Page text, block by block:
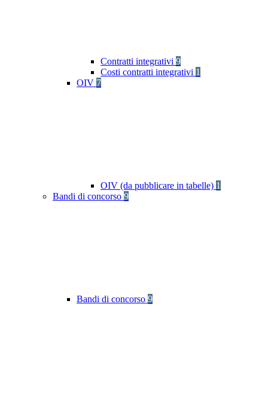
Contratti integrativi 9
Costi contratti integrativi 1
OIV 7
OIV (da pubblicare in tabelle) 1
Bandi di concorso 9
Bandi di concorso 9